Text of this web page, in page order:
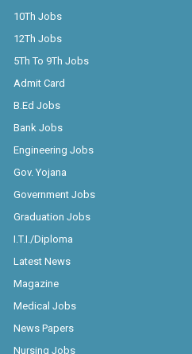
10Th Jobs
12Th Jobs
5Th To 9Th Jobs
Admit Card
B.Ed Jobs
Bank Jobs
Engineering Jobs
Gov. Yojana
Government Jobs
Graduation Jobs
I.T.I./Diploma
Latest News
Magazine
Medical Jobs
News Papers
Nursing Jobs